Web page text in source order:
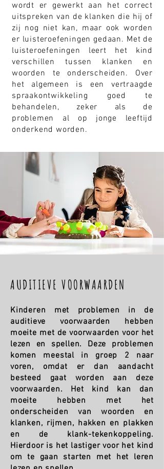
wordt er gewerkt aan het correct
uitspreken van de klanken die hij of
zij nog niet kan, maar ook worden
er luisteroefeningen gedaan. Met de
luisteroefeningen leert het kind
verschillen tussen klanken en
woorden te onderscheiden. Over
het algemeen is een vertraagde
spraakontwikkeling goed te
behandelen, zeker als de
problemen al op jonge leeftijd
onderkend worden.
AUDITIEVE VOORWAARDEN
Kinderen met problemen in de
auditieve voorwaarden hebben
moeite met de voorwaarden voor het
lezen en spellen. Deze problemen
komen meestal in groep 2 naar
voren, omdat er dan aandacht
besteed gaat worden aan deze
voorwaarden. Het kind kan dan
moeite hebben met het
onderscheiden van woorden en
klanken, rijmen, hakken en plakken
en de klank-tekenkoppeling.
Hierdoor is het lastiger voor het kind
om te gaan starten met het leren